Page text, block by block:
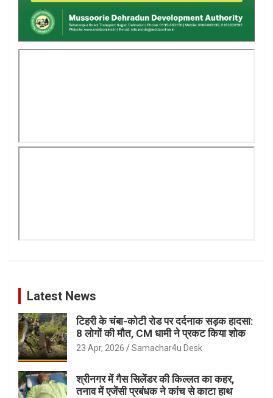
Latest News
टिहरी के चंबा-कोटी रोड पर दर्दनाक सड़क हादसा:
8 लोगों की मौत, CM धामी ने प्रकट किया शोक
23 Apr, 2026 Samachar4u Desk
श्रीनगर में गैस सिलेंडर की किल्लत का कहर,
तनाव में एजेंसी प्रबंधक ने कांच से काटा हाथ